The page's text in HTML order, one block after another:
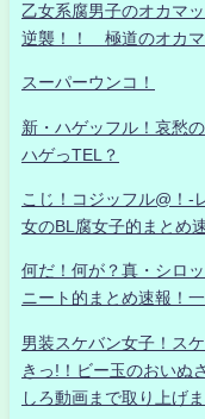
乙女系腐男子のオカマ
逆襲！！ 極道のオカマ
スーパーウンコ！
新・ハゲッフル！哀愁
ハゲっTEL？
こじ！コジッフル@！-
女のBL腐女子的まとめ
何だ！何が？真・シ
ニート的まとめ速報！
男装スケバン女子！ス
きっ!！ビー玉のおいぬ
しろ動画まで取り上げ